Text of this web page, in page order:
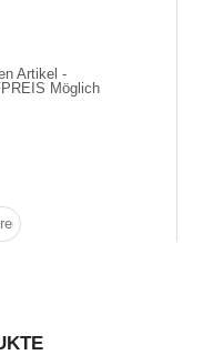
Artikel -
Möglich